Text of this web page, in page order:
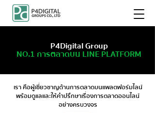
P4Digital Group
NO.1การตลาดบน LINE PLATFORM
เรา คือผู้เชี่ยวชาญด้านการตลาดบนแพลตฟอร์มไลน์
พร้อมดูแลและให้คำปรึกษาเรื่องการตลาดออนไลน์
อย่างครบวงจร